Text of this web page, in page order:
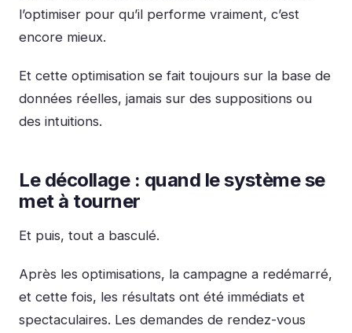
l’optimiser pour qu’il performe vraiment, c’est
encore mieux.
Et cette optimisation se fait toujours sur la base de
données réelles, jamais sur des suppositions ou
des intuitions.
Le décollage : quand le système se
met à tourner
Et puis, tout a basculé.
Après les optimisations, la campagne a redémarré,
et cette fois, les résultats ont été immédiats et
spectaculaires. Les demandes de rendez-vous